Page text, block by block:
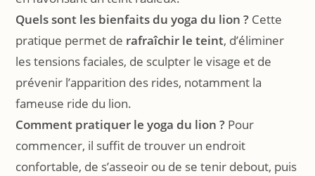
Quels sont les bienfaits du yoga du lion ? Cette
pratique permet de rafraîchir le teint, d’éliminer
les tensions faciales, de sculpter le visage et de
prévenir l’apparition des rides, notamment la
fameuse ride du lion.
Comment pratiquer le yoga du lion ? Pour
commencer, il suffit de trouver un endroit
confortable, de s’asseoir ou de se tenir debout, puis